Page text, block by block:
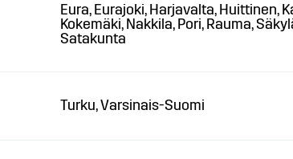
Eura, Eurajoki, Harjavalta, Huittinen,
Kokemäki, Nakkila, Pori, Rauma,
Satakunta
Turku, Varsinais-Suomi